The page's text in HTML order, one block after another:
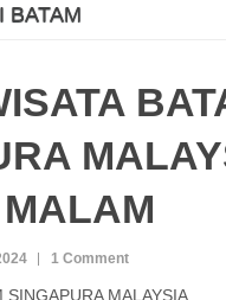
BATAM
1 Comment
SINGAPURA MALAYSIA